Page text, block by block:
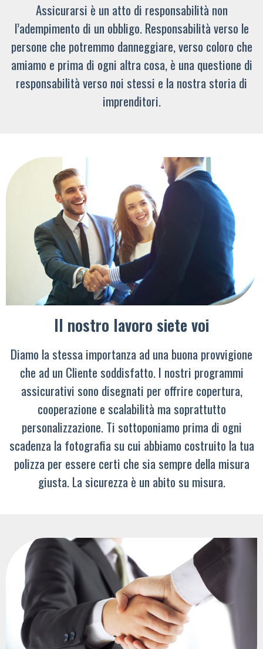
Assicurarsi è un atto di responsabilità non
l’adempimento di un obbligo. Responsabilità verso le
persone che potremmo danneggiare, verso coloro che
amiamo e prima di ogni altra cosa, è una questione di
responsabilità verso noi stessi e la nostra storia di
imprenditori.
Il nostro lavoro siete voi
Diamo la stessa importanza ad una buona provvigione
che ad un Cliente soddisfatto. I nostri programmi
assicurativi sono disegnati per offrire copertura,
cooperazione e scalabilità ma soprattutto
personalizzazione. Ti sottoponiamo prima di ogni
scadenza la fotografia su cui abbiamo costruito la tua
polizza per essere certi che sia sempre della misura
giusta. La sicurezza è un abito su misura.